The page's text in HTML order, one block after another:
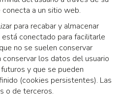
a un sitio web.
para recabar y almacenar
conectado para facilitarle
no se suelen conservar
los datos del usuario
y que se pueden
(cookies persistentes). Las
o de terceros.